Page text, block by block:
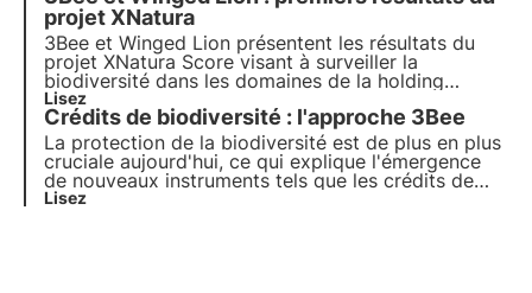
produit qui certifie l'utilisation du protocole.
projet XNatura
3Bee et Winged Lion présentent les résultats du
projet XNatura Score visant à surveiller la
biodiversité dans les domaines de la holding
agroalimentaire Generali. Découvrez dans cet
article les premières données qui en ressortent et
comment la technologie et l'agriculture
traditionnelle peuvent s'allier pour la régénération.
Lisez
Crédits de biodiversité : l'approche 3Bee
La protection de la biodiversité est de plus en plus
cruciale aujourd'hui, ce qui explique l'émergence
de nouveaux instruments tels que les crédits de
biodiversité. De quoi s'agit-il ? Comment
Lisez